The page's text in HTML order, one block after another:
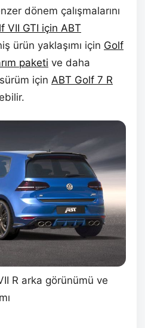
dönem çalışmalarını
VII GTI için ABT
ürün yaklaşımı için Golf
paketi ve daha
için ABT Golf 7 R
R arka görünümü ve